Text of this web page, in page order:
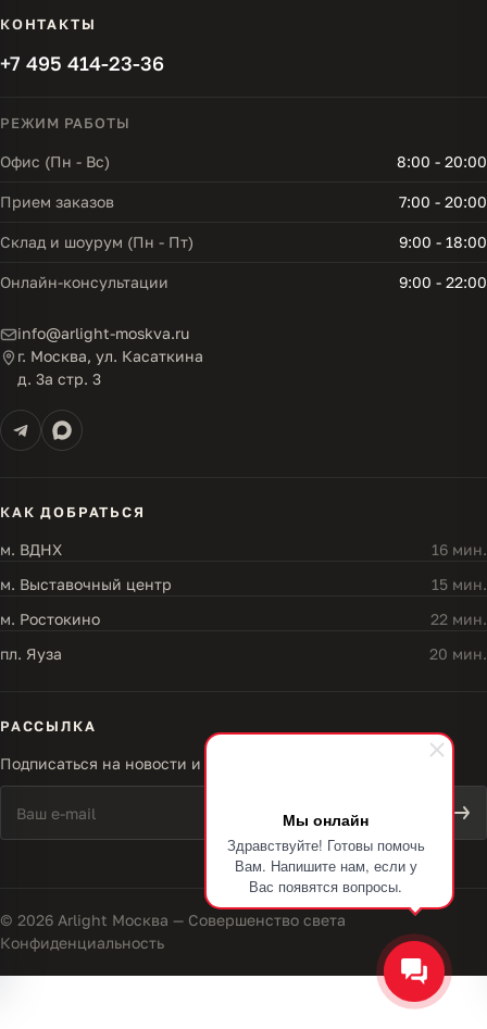
Мы онлайн
Здравствуйте! Готовы помочь
Вам. Напишите нам, если у
Вас появятся вопросы.
КОНТАКТЫ
+7 495 414-23-36
РЕЖИМ РАБОТЫ
Офис (Пн - Вс) 8:00 - 20:00
Прием заказов 7:00 - 20:00
Склад и шоурум (Пн - Пт) 9:00 - 18:00
Онлайн-консультации 9:00 - 22:00
info@arlight-moskva.ru
г. Москва, ул. Касаткина
д. 3а стр. 3
КАК ДОБРАТЬСЯ
м. ВДНХ
16 мин.
м. Выставочный центр
15 мин.
м. Ростокино
22 мин.
пл. Яуза
20 мин.
РАССЫЛКА
Подписаться на новости и акции
© 2026 Arlight Москва — Совершенство света
Конфиденциальность